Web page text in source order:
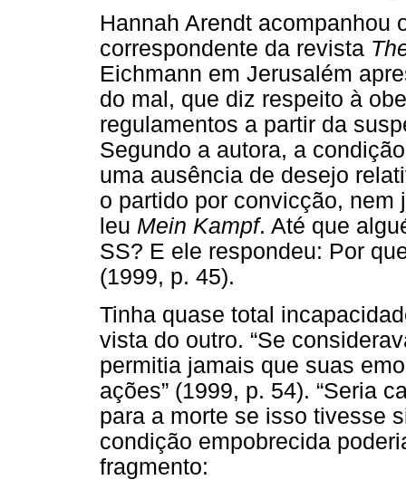
Hannah Arendt acompanhou
correspondente da revista
Eichmann em Jerusalém
do mal, que diz respeito à
regulamentos a partir da
Segundo a autora, a
uma ausência de desejo
o partido por convicção, nem
leu Mein Kampf. Até que
SS? E ele respondeu: Por
(1999, p. 45).
Tinha quase total
vista do outro. “Se
permitia jamais que suas
ações” (1999, p. 54). “Seria
para a morte se isso tivesse
condição empobrecida
fragmento: